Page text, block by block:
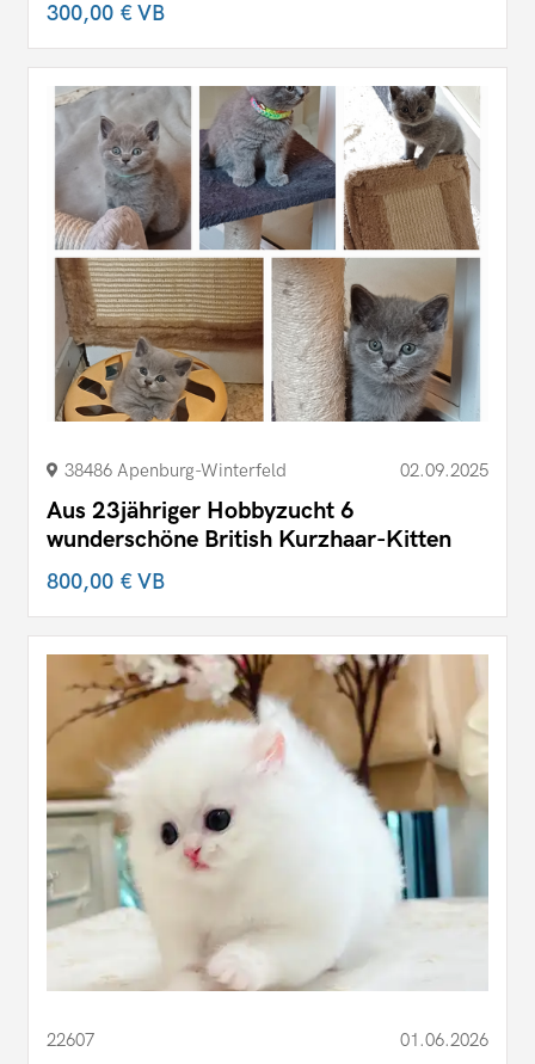
300,00 €VB
38486 Apenburg-Winterfeld 02.09.2025
Aus 23jähriger Hobbyzucht 6
wunderschöne British Kurzhaar-Kitten
800,00 €VB
22607 01.06.2026